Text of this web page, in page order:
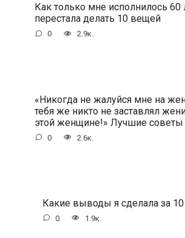
Как только мне исполнилось 60
перестала делать 10 вещей
0 2.9к.
«Никогда не жалуйся мне на
тебя же никто не заставлял
этой женщине!» Лучшие советы
0 2.6к.
Какие выводы я сделала за 10
0 1.9к.